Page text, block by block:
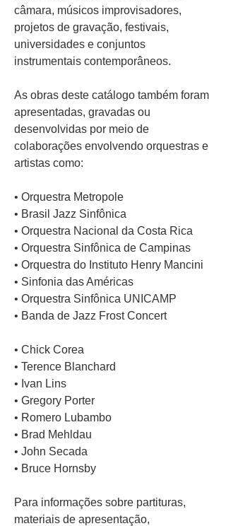
câmara, músicos improvisadores,
projetos de gravação, festivais,
universidades e conjuntos
instrumentais contemporâneos.
As obras deste catálogo também foram
apresentadas, gravadas ou
desenvolvidas por meio de
colaborações envolvendo orquestras e
artistas como:
• Orquestra Metropole
• Brasil Jazz Sinfônica
• Orquestra Nacional da Costa Rica
• Orquestra Sinfônica de Campinas
• Orquestra do Instituto Henry Mancini
• Sinfonia das Américas
• Orquestra Sinfônica UNICAMP
• Banda de Jazz Frost Concert
• Chick Corea
• Terence Blanchard
• Ivan Lins
• Gregory Porter
• Romero Lubambo
• Brad Mehldau
• John Secada
• Bruce Hornsby
Para informações sobre partituras,
materiais de apresentação,